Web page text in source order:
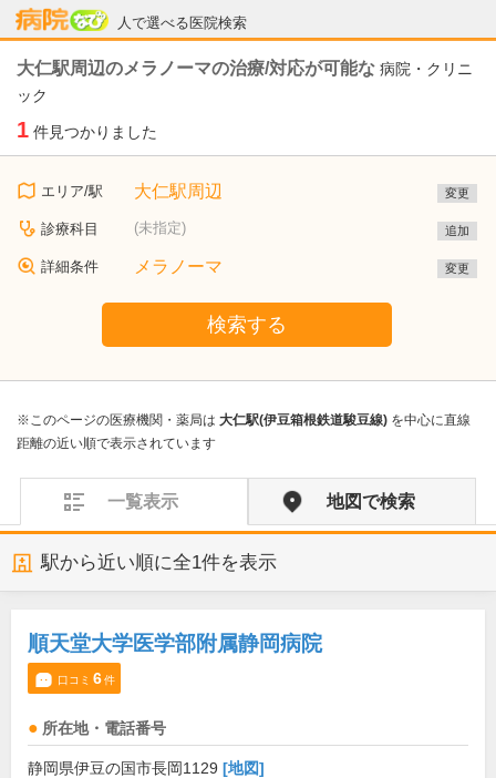
人で選べる医院検索
病院なび
大仁駅周辺のメラノーマの治療/対応が可能な 病院・クリニ
ック
1 件見つかりました
エリア/駅 大仁駅周辺 変更
診療科目 (未指定) 追加
詳細条件 メラノーマ 変更
検索する
※このページの医療機関・薬局は 大仁駅(伊豆箱根鉄道駿豆線) を中心に直線
距離の近い順で表示されています
一覧表示 地図で検索
駅から近い順に全1件を表示
順天堂大学医学部附属静岡病院
口コミ 6件
所在地・電話番号
静岡県伊豆の国市長岡1129 [地図]